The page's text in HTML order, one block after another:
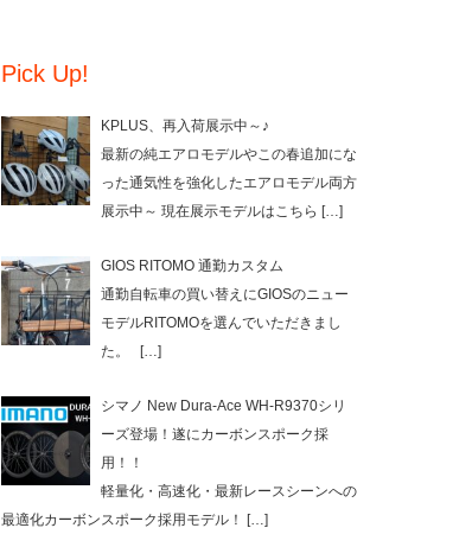
Pick Up!
KPLUS、再入荷展示中～♪
最新の純エアロモデルやこの春追加にな
った通気性を強化したエアロモデル両方
展示中～ 現在展示モデルはこちら […]
GIOS RITOMO 通勤カスタム
通勤自転車の買い替えにGIOSのニュー
モデルRITOMOを選んでいただきまし
た。
[…]
シマノ New Dura-Ace WH-R9370シリ
ーズ登場！遂にカーボンスポーク採
用！！
軽量化・高速化・最新レースシーンへの
最適化カーボンスポーク採用モデル！
[…]